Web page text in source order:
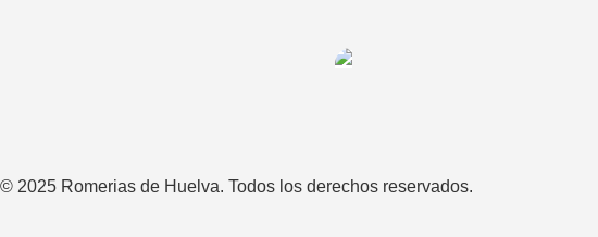
© 2025 Romerias de Huelva. Todos los derechos reservados.